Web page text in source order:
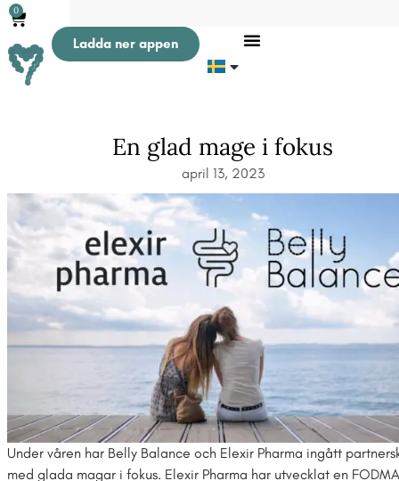
0
Ladda ner appen
En glad mage i fokus
april 13, 2023
Under våren har Belly Balance och Elexir Pharma ingått
med glada magar i fokus. Elexir Pharma har utvecklat en